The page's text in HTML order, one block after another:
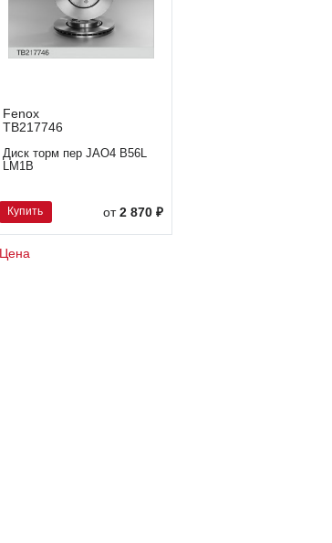
Fenox
TB217746
Диск торм пер JAO4 B56L
LM1B
Купить от 2 870 ₽
Цена